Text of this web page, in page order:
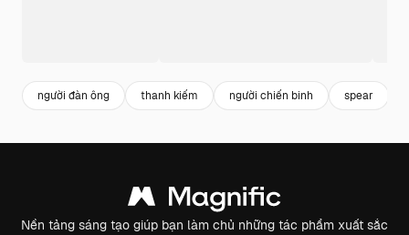
người đàn ông thanh kiếm người chiến binh spear
Nền tảng sáng tạo giúp bạn làm chủ những tác phẩm xuất sắc